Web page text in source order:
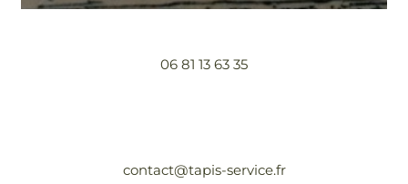
06 81 13 63 35
contact@tapis-service.fr